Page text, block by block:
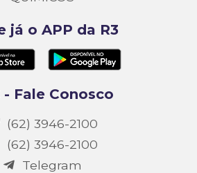
já o APP da R3
- Fale Conosco
(62) 3946-2100
(62) 3946-2100
Telegram